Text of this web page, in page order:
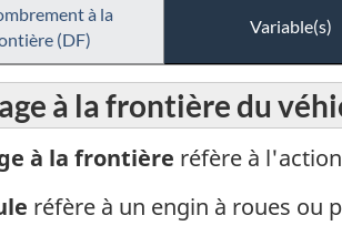
à la
(DF)
Variable(s)
à la frontière du
à la frontière réfère à
réfère à un engin à roues ou